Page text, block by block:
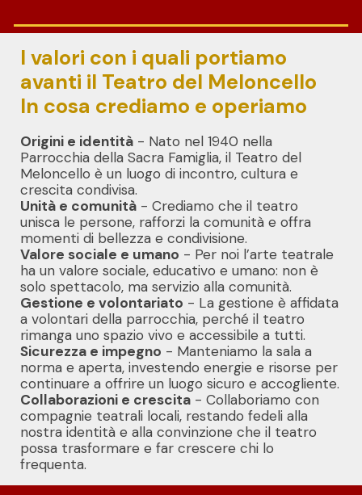
I valori con i quali portiamo
avanti il Teatro del Meloncello
In cosa crediamo e operiamo
Origini e identità - Nato nel 1940 nella
Parrocchia della Sacra Famiglia, il Teatro del
Meloncello è un luogo di incontro, cultura e
crescita condivisa.
Unità e comunità - Crediamo che il teatro
unisca le persone, rafforzi la comunità e offra
momenti di bellezza e condivisione.
Valore sociale e umano - Per noi l’arte teatrale
ha un valore sociale, educativo e umano: non è
solo spettacolo, ma servizio alla comunità.
Gestione e volontariato - La gestione è affidata
a volontari della parrocchia, perché il teatro
rimanga uno spazio vivo e accessibile a tutti.
Sicurezza e impegno - Manteniamo la sala a
norma e aperta, investendo energie e risorse per
continuare a offrire un luogo sicuro e accogliente.
Collaborazioni e crescita - Collaboriamo con
compagnie teatrali locali, restando fedeli alla
nostra identità e alla convinzione che il teatro
possa trasformare e far crescere chi lo
frequenta.